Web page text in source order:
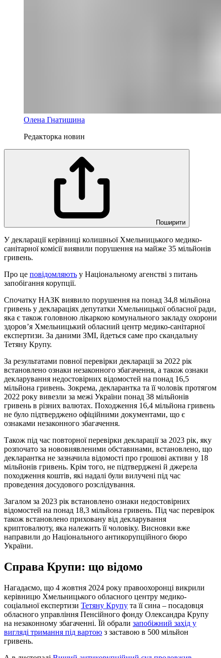
Олена Гнатишина
Редакторка новин
Поширити
У декларації керівниці колишньої Хмельницького медико-
санітарної комісії виявили порушення на майже 35 мільйонів
гривень.
Про це повідомляють у Національному агенстві з питань
запобігання корупції.
Спочатку НАЗК виявило порушення на понад 34,8 мільйона
гривень у деклараціях депутатки Хмельницької обласної ради,
яка є також головною лікаркою комунального закладу охорони
здоров’я Хмельницький обласний центр медико-санітарної
експертизи. За даними ЗМІ, йдеться саме про скандальну
Тетяну Крупу.
За результатами повної перевірки декларації за 2022 рік
встановлено ознаки незаконного збагачення, а також ознаки
декларування недостовірних відомостей на понад 16,5
мільйона гривень. Зокрема, декларантка та її чоловік протягом
2022 року вивезли за межі України понад 38 мільйонів
гривень в різних валютах. Походження 16,4 мільйона гривень
не було підтверджено офіційними документами, що є
ознаками незаконного збагачення.
Також під час повторної перевірки декларації за 2023 рік, яку
розпочато за нововиявленими обставинами, встановлено, що
декларантка не зазначила відомості про грошові активи у 18
мільйонів гривень. Крім того, не підтверджені й джерела
походження коштів, які надалі були вилучені під час
проведення досудового розслідування.
Загалом за 2023 рік встановлено ознаки недостовірних
відомостей на понад 18,3 мільйона гривень. Під час перевірок
також встановлено приховану від декларування
криптовалюту, яка належить її чоловіку. Висновки вже
направили до Національного антикорупційного бюро
України.
Справа Крупи: що відомо
Нагадаємо, що 4 жовтня 2024 року правоохоронці викрили
керівницю Хмельницького обласного центру медико-
соціальної експертизи Тетяну Крупу та її сина – посадовця
обласного управління Пенсійного фонду Олександра Крупу
на незаконному збагаченні. Їй обрали запобіжний захід у
вигляді тримання під вартою з заставою в 500 мільйон
гривень.